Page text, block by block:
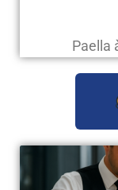
Paella